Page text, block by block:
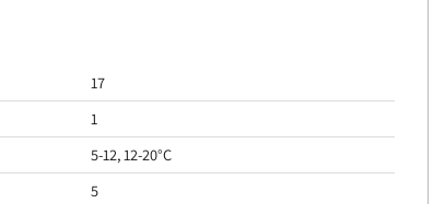
17
1
5-12, 12-20°C
5